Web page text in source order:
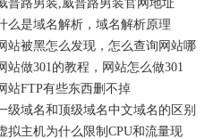
普路男装,威普路男装官网地址
么是域名解析，域名解析原理
站被黑怎么发现，怎么查询网站哪
站做301的教程，网站怎么做301
站FTP有些东西删不掉
级域名和顶级域名中文域名的区别
拟主机为什么限制CPU和流量现